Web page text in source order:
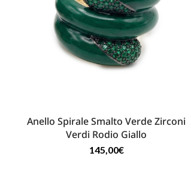
Anello Spirale Smalto Verde Zirconi
Verdi Rodio Giallo
145,00€